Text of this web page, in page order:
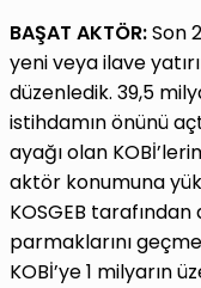
BAŞAT AKTÖR:Son
yeni veya ilave
düzenledik. 39,5
istihdamın önünü
ayağı olan
aktör konumuna
KOSGEB
parmaklarını
KOBİ’ye 1 milyarın